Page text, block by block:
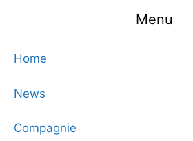
Menu
Home
News
Compagnie